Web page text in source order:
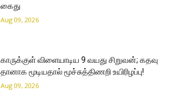
கைது
Aug 09, 2026
காருக்குள் விளையாடிய 9 வயது சிறுவன்; கதவு
தானாக மூடியதால் மூச்சுத்திணறி உயிரிழப்பு!
Aug 09, 2026